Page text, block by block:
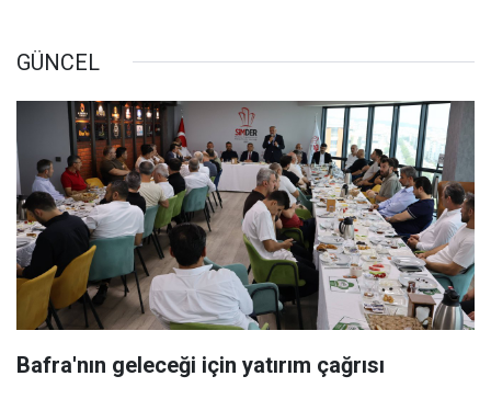
GÜNCEL
Bafra'nın geleceği için yatırım çağrısı